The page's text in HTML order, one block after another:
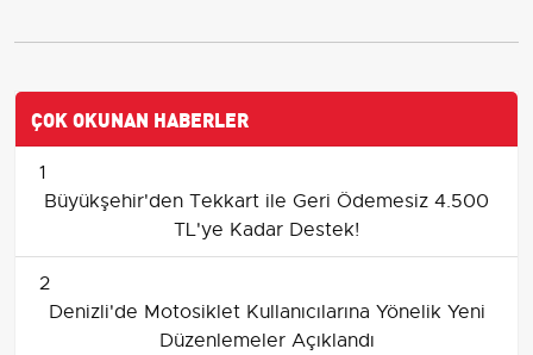
ÇOK OKUNAN HABERLER
1
Büyükşehir'den Tekkart ile Geri Ödemesiz 4.500
TL'ye Kadar Destek!
2
Denizli'de Motosiklet Kullanıcılarına Yönelik Yeni
Düzenlemeler Açıklandı